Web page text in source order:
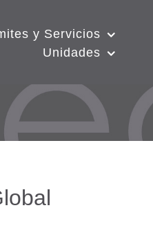
y Servicios
Unidades